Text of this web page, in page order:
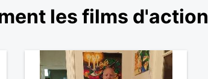
les films d'action